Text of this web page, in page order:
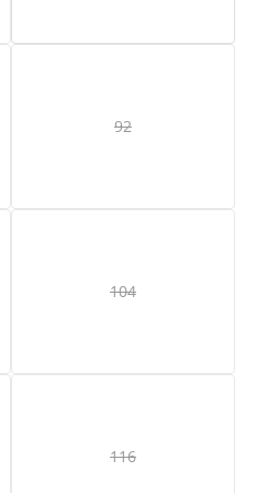
92
104
116